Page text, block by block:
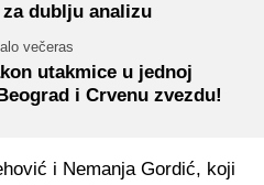
dublju analizu
večeras
utakmice u jednoj
i Crvenu zvezdu!
i Nemanja Gordić, koji